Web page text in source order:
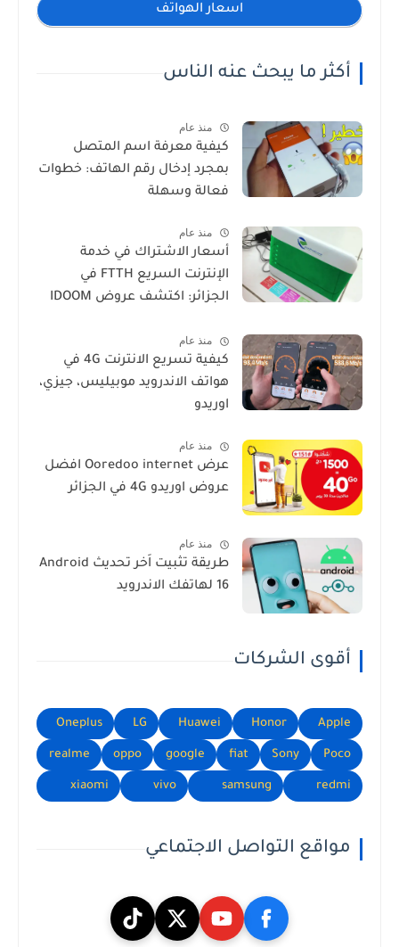
اسعار الهواتف
أكثر ما يبحث عنه الناس
منذ عام
كيفية معرفة اسم المتصل
بمجرد إدخال رقم الهاتف: خطوات
فعالة وسهلة
منذ عام
أسعار الاشتراك في خدمة
الإنترنت السريع FTTH في
الجزائر: اكتشف عروض IDOOM
منذ عام
كيفية تسريع الانترنت 4G في
هواتف الاندرويد موبيليس، جيزي،
اوريدو
منذ عام
عرض Ooredoo internet افضل
عروض اوريدو 4G في الجزائر
منذ عام
طريقة تثبيت اَخر تحديث Android
16 لهاتفك الاندرويد
أقوى الشركات
Apple
Honor
Huawei
LG
Oneplus
Poco
Sony
fiat
google
oppo
realme
redmi
samsung
vivo
xiaomi
مواقع التواصل الاجتماعي